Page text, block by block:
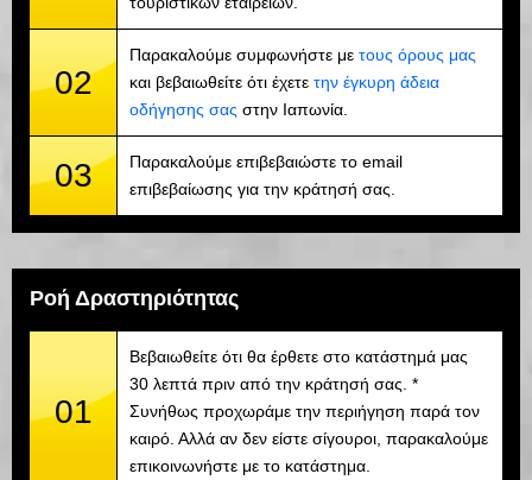
02
Παρακαλούμε συμφωνήστε με τους όρους μας
και βεβαιωθείτε ότι έχετε την έγκυρη άδεια
οδήγησης σας στην Ιαπωνία.
03
Παρακαλούμε επιβεβαιώστε το email
επιβεβαίωσης για την κράτησή σας.
Ροή Δραστηριότητας
01
Βεβαιωθείτε ότι θα έρθετε στο κατάστημά μας
30 λεπτά πριν από την κράτησή σας. *
Συνήθως προχωράμε την περιήγηση παρά τον
καιρό. Αλλά αν δεν είστε σίγουροι, παρακαλούμε
επικοινωνήστε με το κατάστημα.